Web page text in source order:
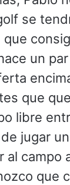
se
un
que
libre
jugar
al campo
que